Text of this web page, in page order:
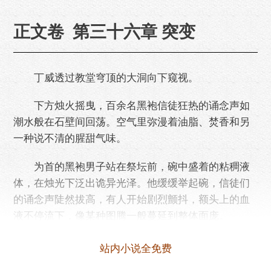
正文卷 第三十六章 突变
丁威透过教堂穹顶的大洞向下窥视。
下方烛火摇曳，百余名黑袍信徒狂热的诵念声如
潮水般在石壁间回荡。空气里弥漫着油脂、焚香和另
一种说不清的腥甜气味。
为首的黑袍男子站在祭坛前，碗中盛着的粘稠液
体，在烛光下泛出诡异光泽。他缓缓举起碗，信徒们
的诵念声陡然拔高，有人开始剧烈颤抖，额头上的血
液不停流下，像某种图腾一般蔓延到整体面庞。
“圣涎……”丁威无……站内小说全免费